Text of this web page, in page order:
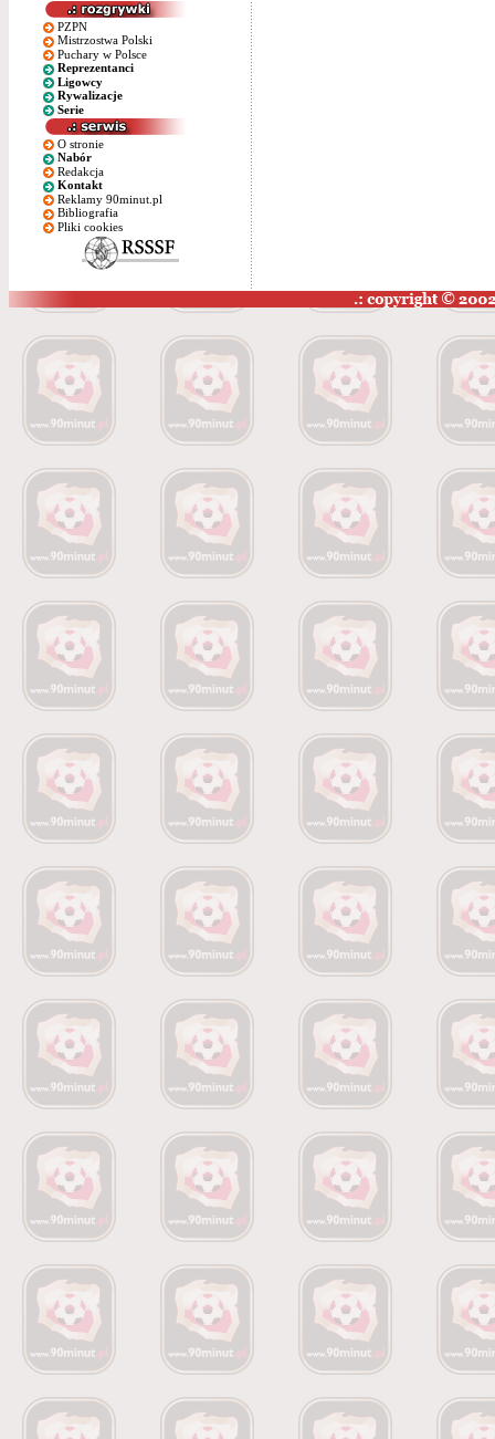
PZPN
Mistrzostwa Polski
Puchary w Polsce
Reprezentanci
Ligowcy
Rywalizacje
Serie
O stronie
Nabór
Redakcja
Kontakt
Reklamy 90minut.pl
Bibliografia
Pliki cookies